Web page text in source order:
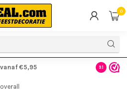
0
€5,95 Gratis
9.1